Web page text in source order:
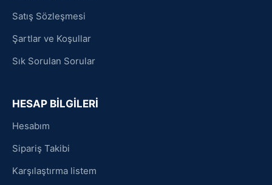
Satış Sözleşmesi
Şartlar ve Koşullar
Sık Sorulan Sorular
HESAP BİLGİLERİ
Hesabım
Sipariş Takibi
Karşılaştırma listem